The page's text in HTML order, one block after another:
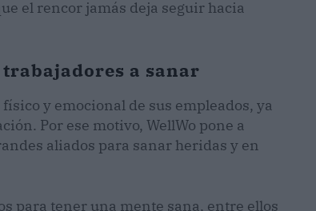
el rencor jamás deja seguir hacia
a sanar
y emocional de sus empleados, ya
Por ese motivo, WellWo pone a
aliados para sanar heridas y en
para tener una mente sana, entre ellos